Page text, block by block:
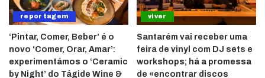
reportagem
‘Pintar, Comer, Beber’ é o
novo ‘Comer, Orar, Amar’:
experimentámos o ‘Ceramic
by Night’ do Tágide Wine &
viver
Santarém vai receber uma
feira de vinyl com DJ sets e
workshops; há a promessa
de «encontrar discos